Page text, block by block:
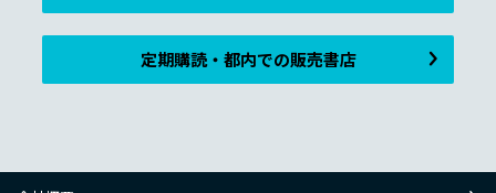
定期購読・都内での販売書店